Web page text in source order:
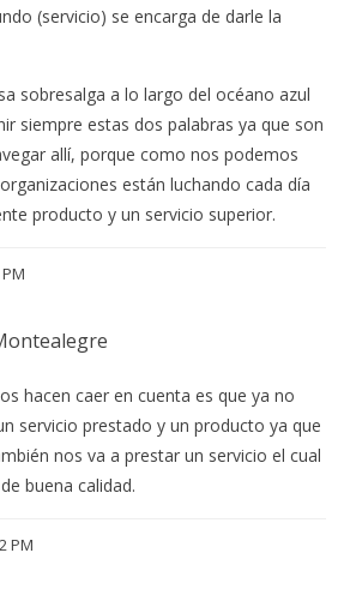
(servicio) se encarga de darle la
sobresalga a lo largo del océano azul
siempre estas dos palabras ya que son
allí, porque como nos podemos
están luchando cada día
producto y un servicio superior.
hacen caer en cuenta es que ya no
servicio prestado y un producto ya que
nos va a prestar un servicio el cual
buena calidad.
PM